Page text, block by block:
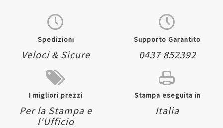
Spedizioni
Veloci & Sicure
Supporto Garantito
0437 852392
I migliori prezzi
Per la Stampa e
l'Ufficio
Stampa eseguita in
Italia